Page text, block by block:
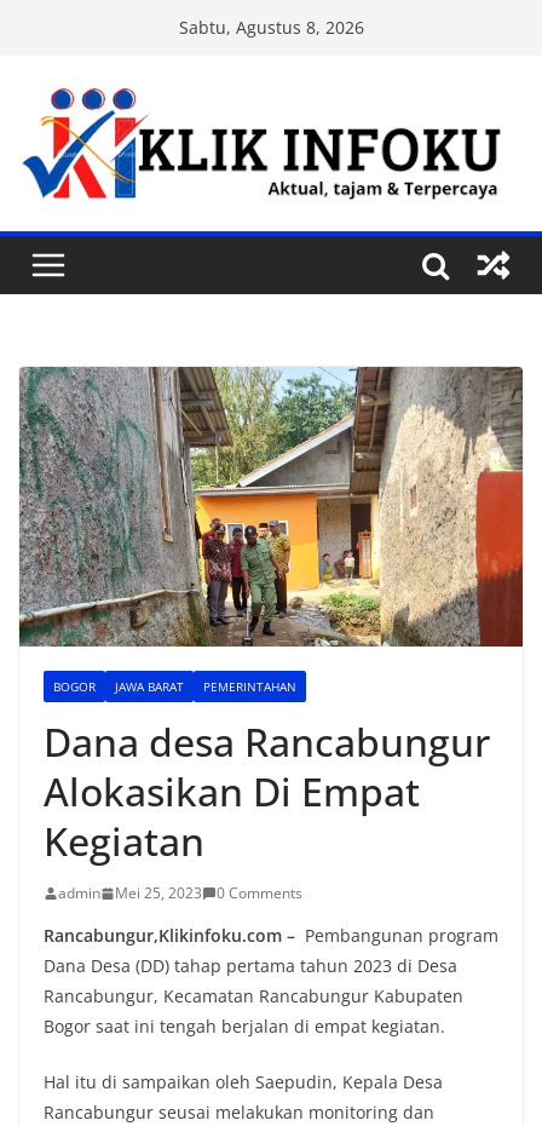
content
Sabtu, Agustus 8, 2026
BOGOR JAWA BARAT PEMERINTAHAN
Dana desa Rancabungur
Alokasikan Di Empat
Kegiatan
admin Mei 25, 2023 0 Comments
Rancabungur,Klikinfoku.com – Pembangunan program
Dana Desa (DD) tahap pertama tahun 2023 di Desa
Rancabungur, Kecamatan Rancabungur Kabupaten
Bogor saat ini tengah berjalan di empat kegiatan.
Hal itu di sampaikan oleh Saepudin, Kepala Desa
Rancabungur seusai melakukan monitoring dan